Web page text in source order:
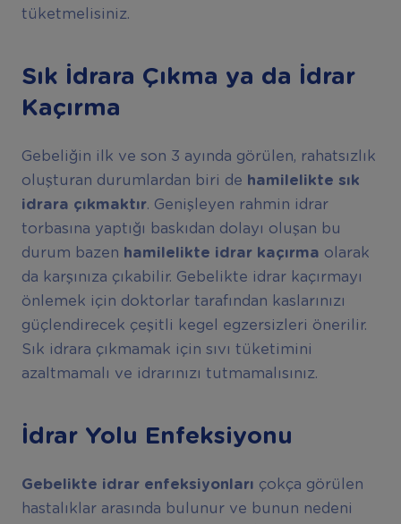
tüketmelisiniz.
Sık İdrara Çıkma ya da İdrar
Kaçırma
Gebeliğin ilk ve son 3 ayında görülen, rahatsızlık
oluşturan durumlardan biri de hamilelikte sık
idrara çıkmaktır. Genişleyen rahmin idrar
torbasına yaptığı baskıdan dolayı oluşan bu
durum bazen hamilelikte idrar kaçırma olarak
da karşınıza çıkabilir. Gebelikte idrar kaçırmayı
önlemek için doktorlar tarafından kaslarınızı
güçlendirecek çeşitli kegel egzersizleri önerilir.
Sık idrara çıkmamak için sıvı tüketimini
azaltmamalı ve idrarınızı tutmamalısınız.
İdrar Yolu Enfeksiyonu
Gebelikte idrar enfeksiyonları çokça görülen
hastalıklar arasında bulunur ve bunun nedeni